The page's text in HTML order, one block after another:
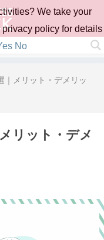
｜メリット・デメリッ
リット・デメ
We take your
policy for details
No